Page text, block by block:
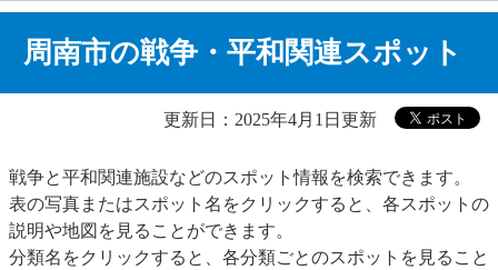
周南市の戦争・平和関連スポット
更新日：2025年4月1日更新
戦争と平和関連施設などのスポット情報を検索できます。
表の写真またはスポット名をクリックすると、各スポットの
説明や地図を見ることができます。
分類名をクリックすると、各分類ごとのスポットを見ること